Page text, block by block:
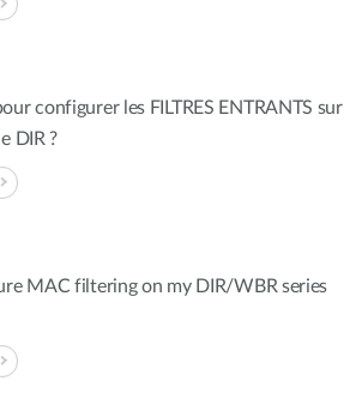
configurer les FILTRES ENTRANTS sur
DIR ?
MAC filtering on my DIR/WBR series